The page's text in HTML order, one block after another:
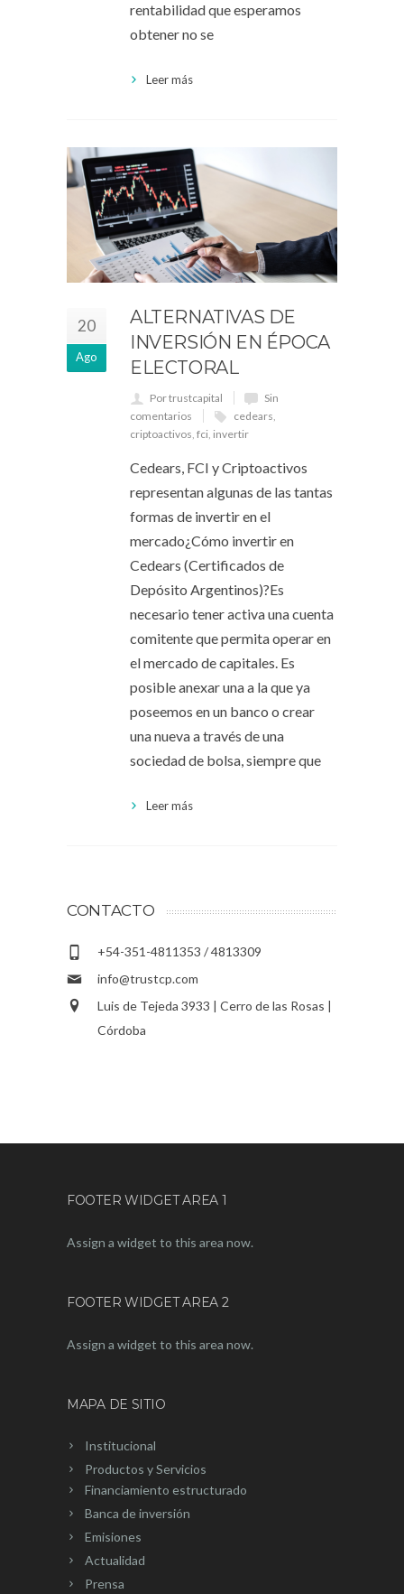
rentabilidad que esperamos
obtener no se
Leer más
20
Ago
ALTERNATIVAS DE
INVERSIÓN EN ÉPOCA
ELECTORAL
Por trustcapital
Sin
comentarios
cedears,
criptoactivos, fci, invertir
Cedears, FCI y Criptoactivos
representan algunas de las tantas
formas de invertir en el
mercado¿Cómo invertir en
Cedears (Certificados de
Depósito Argentinos)?Es
necesario tener activa una cuenta
comitente que permita operar en
el mercado de capitales. Es
posible anexar una a la que ya
poseemos en un banco o crear
una nueva a través de una
sociedad de bolsa, siempre que
Leer más
CONTACTO
+54-351-4811353 / 4813309
info@trustcp.com
Luis de Tejeda 3933 | Cerro de las Rosas |
Córdoba
FOOTER WIDGET AREA 1
Assign a widget to this area now.
FOOTER WIDGET AREA 2
Assign a widget to this area now.
MAPA DE SITIO
Institucional
Productos y Servicios
Financiamiento estructurado
Banca de inversión
Emisiones
Actualidad
Prensa